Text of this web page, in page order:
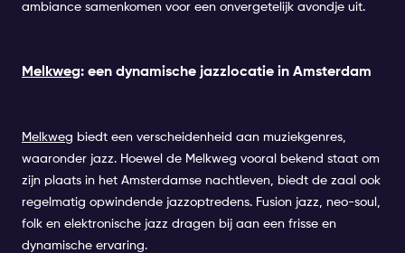
ambiance samenkomen voor een onvergetelijk avondje uit.
Melkweg: een dynamische jazzlocatie in Amsterdam
Melkweg biedt een verscheidenheid aan muziekgenres,
waaronder jazz. Hoewel de Melkweg vooral bekend staat om
zijn plaats in het Amsterdamse nachtleven, biedt de zaal ook
regelmatig opwindende jazzoptredens. Fusion jazz, neo-soul,
folk en elektronische jazz dragen bij aan een frisse en
dynamische ervaring.